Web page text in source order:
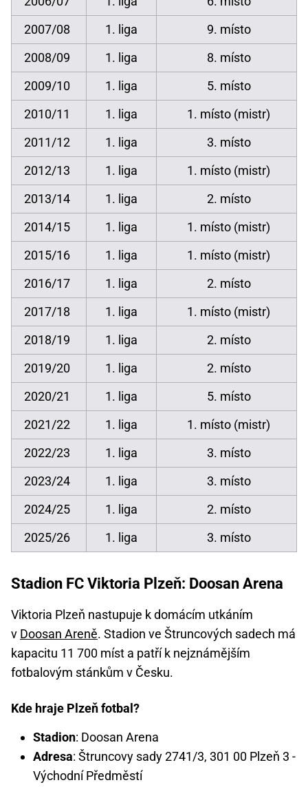
2007/08
1. liga
9. místo
2008/09
1. liga
8. místo
2009/10
1. liga
5. místo
2010/11
1. liga
1. místo (mistr)
2011/12
1. liga
3. místo
2012/13
1. liga
1. místo (mistr)
2013/14
1. liga
2. místo
2014/15
1. liga
1. místo (mistr)
2015/16
1. liga
1. místo (mistr)
2016/17
1. liga
2. místo
2017/18
1. liga
1. místo (mistr)
2018/19
1. liga
2. místo
2019/20
1. liga
2. místo
2020/21
1. liga
5. místo
2021/22
1. liga
1. místo (mistr)
2022/23
1. liga
3. místo
2023/24
1. liga
3. místo
2024/25
1. liga
2. místo
2025/26
1. liga 3. místo
Stadion FC Viktoria Plzeň: Doosan Arena
Viktoria Plzeň nastupuje k domácím utkáním
v Doosan Areně. Stadion ve Štruncových sadech má
kapacitu 11 700 míst a patří k nejznámějším
fotbalovým stánkům v Česku.
Kde hraje Plzeň fotbal?
Stadion: Doosan Arena
Adresa: Štruncovy sady 2741/3, 301 00 Plzeň 3 -
Východní Předměstí